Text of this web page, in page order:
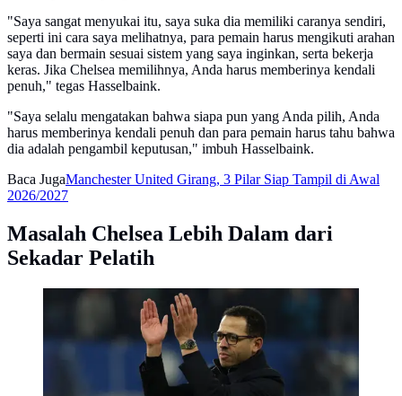
"Saya sangat menyukai itu, saya suka dia memiliki caranya sendiri,
seperti ini cara saya melihatnya, para pemain harus mengikuti arahan
saya dan bermain sesuai sistem yang saya inginkan, serta bekerja
keras. Jika Chelsea memilihnya, Anda harus memberinya kendali
penuh," tegas Hasselbaink.
"Saya selalu mengatakan bahwa siapa pun yang Anda pilih, Anda
harus memberinya kendali penuh dan para pemain harus tahu bahwa
dia adalah pengambil keputusan," imbuh Hasselbaink.
Baca JugaManchester United Girang, 3 Pilar Siap Tampil di Awal
2026/2027
Masalah Chelsea Lebih Dalam dari
Sekadar Pelatih